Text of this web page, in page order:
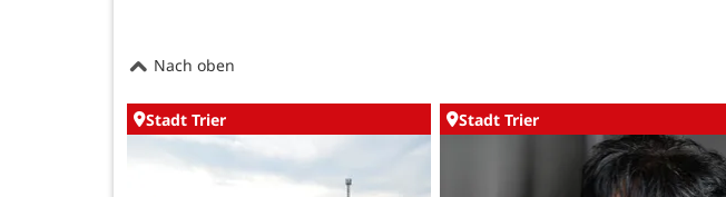
Nach oben
Stadt Trier Stadt Trier